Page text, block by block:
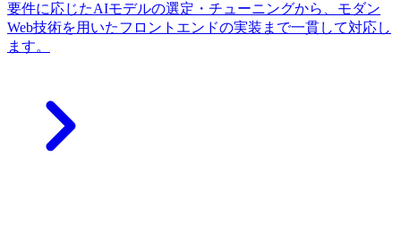
要件に応じたAIモデルの選定・チューニングから、モダン
Web技術を用いたフロントエンドの実装まで一貫して対応し
ます。